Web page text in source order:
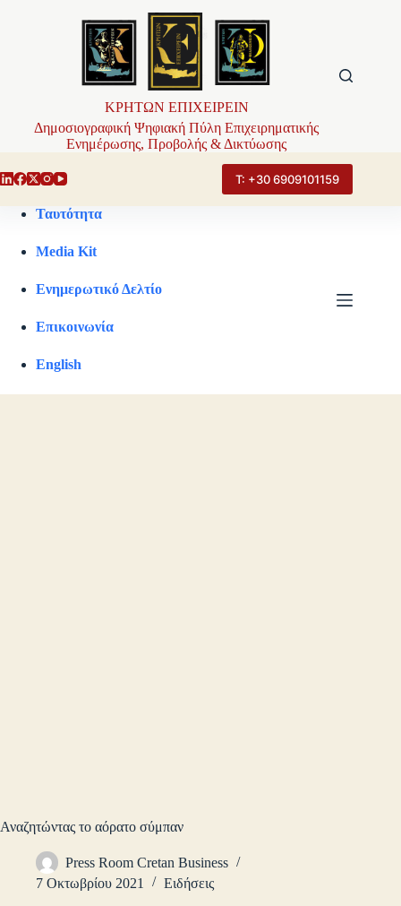
ΚΡΗΤΩΝ ΕΠΙΧΕΙΡΕΙΝ
Δημοσιογραφική Ψηφιακή Πύλη Επιχειρηματικής
Ενημέρωσης, Προβολής & Δικτύωσης
Τ: +30 6909101159
Ταυτότητα
Media Kit
Ενημερωτικό Δελτίο
Επικοινωνία
English
Αναζητώντας το αόρατο σύμπαν
Press Room Cretan Business
7 Οκτωβρίου 2021
Ειδήσεις